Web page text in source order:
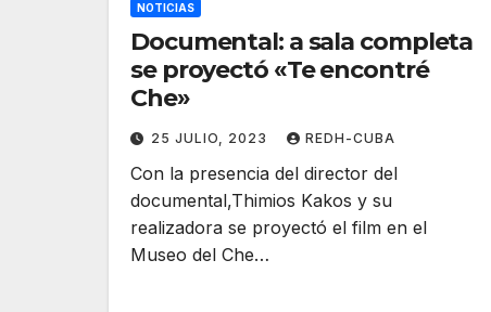
NOTICIAS
Documental: a sala completa
se proyectó «Te encontré
Che»
25 JULIO, 2023 REDH-CUBA
Con la presencia del director del
documental,Thimios Kakos y su
realizadora se proyectó el film en el
Museo del Che…